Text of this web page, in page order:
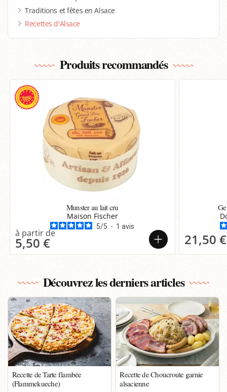
Traditions et fêtes en Alsace
Recettes d'Alsace
Produits recommandés
Munster au lait cru
Maison Fischer
5/5 - 1avis
5,50 € 21,50 €
Découvrez les derniers articles
Recette de Tarte flambée
(Flammekueche)
Recette de Choucroute garnie
alsacienne